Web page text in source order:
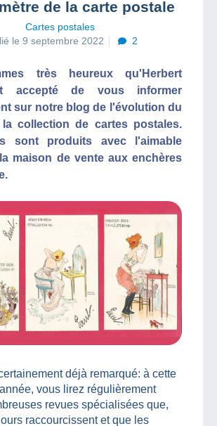
de la carte postale
Cartes postales
le 9 septembre 2022
2
très heureux qu'Herbert
accepté de vous informer
sur notre blog de l'évolution du
collection de cartes postales.
sont produits avec l'aimable
maison de vente aux enchères
déjà remarqué: à cette
vous lirez régulièrement
revues spécialisées que,
raccourcissent et que les